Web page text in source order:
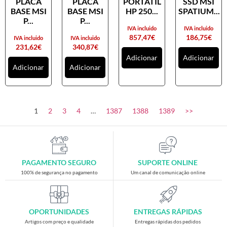
Placas gráficas
SAIS
Ventoínhas
Computadores
All-in-One
Gaming
Acessórios gaming
Cadeiras gaming
Merchandising
BASE MSI
P...
231,62€
IVA incluido
Adicionar
BASE MSI
P...
340,87€
IVA incluido
Adicionar
HP 250...
857,47€
IVA incluido
Adicionar
SPATIUM...
186,75€
IVA incluido
Adicionar
1 2 3 4 … 1387 1388 1389 >>
PAGAMENTO SEGURO
100% de segurança no pagamento
SUPORTE ONLINE
Um canal de comunicação online
OPORTUNIDADES
Artigos com preço e qualidade
ENTREGAS RÁPIDAS
Entregas rápidas dos pedidos